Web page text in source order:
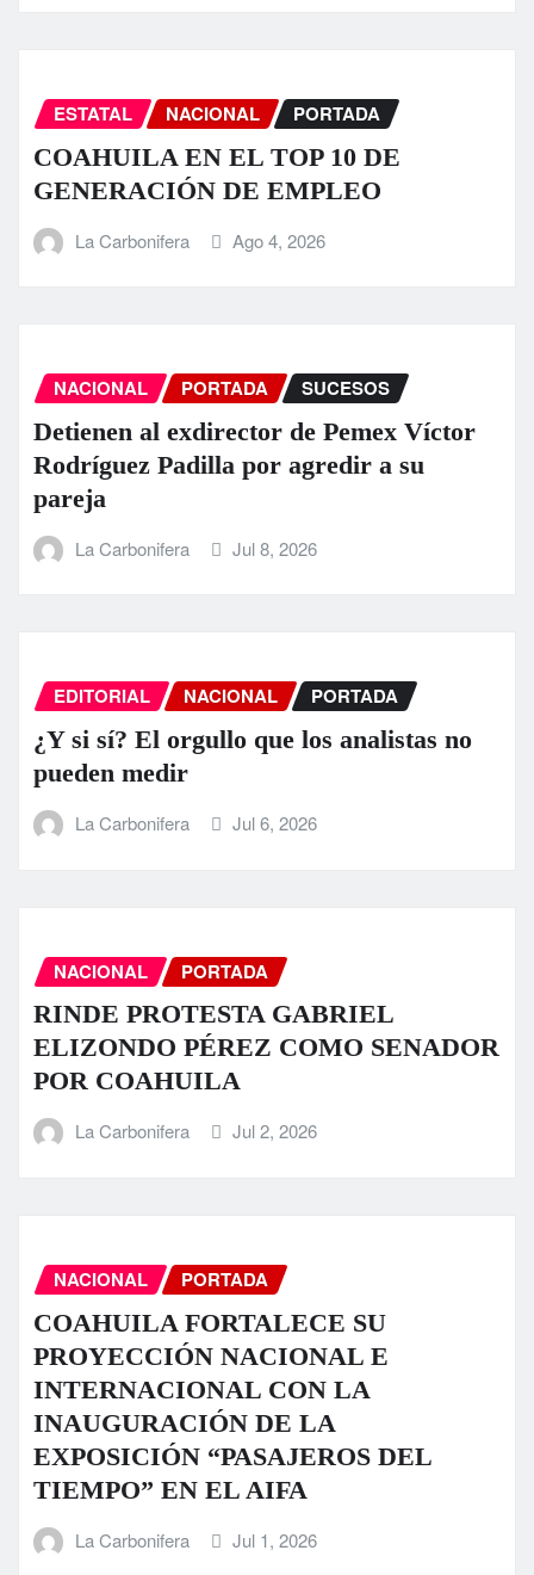
ESTATAL NACIONAL PORTADA
COAHUILA EN EL TOP 10 DE
GENERACIÓN DE EMPLEO
La Carbonifera Ago 4, 2026
NACIONAL PORTADA SUCESOS
Detienen al exdirector de Pemex Víctor
Rodríguez Padilla por agredir a su
pareja
La Carbonifera Jul 8, 2026
EDITORIAL NACIONAL PORTADA
¿Y si sí? El orgullo que los analistas no
pueden medir
La Carbonifera Jul 6, 2026
NACIONAL PORTADA
RINDE PROTESTA GABRIEL
ELIZONDO PÉREZ COMO SENADOR
POR COAHUILA
La Carbonifera Jul 2, 2026
NACIONAL PORTADA
COAHUILA FORTALECE SU
PROYECCIÓN NACIONAL E
INTERNACIONAL CON LA
INAUGURACIÓN DE LA
EXPOSICIÓN “PASAJEROS DEL
TIEMPO” EN EL AIFA
La Carbonifera Jul 1, 2026